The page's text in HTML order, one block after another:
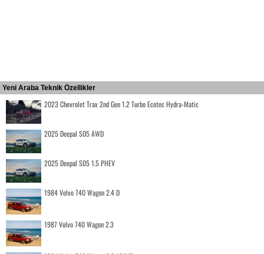
Yeni Araba Teknik Özellikler
2023 Chevrolet Trax 2nd Gen 1.2 Turbo Ecotec Hydra-Matic
2025 Deepal S05 AWD
2025 Deepal S05 1.5 PHEV
1984 Volvo 740 Wagon 2.4 D
1987 Volvo 740 Wagon 2.3